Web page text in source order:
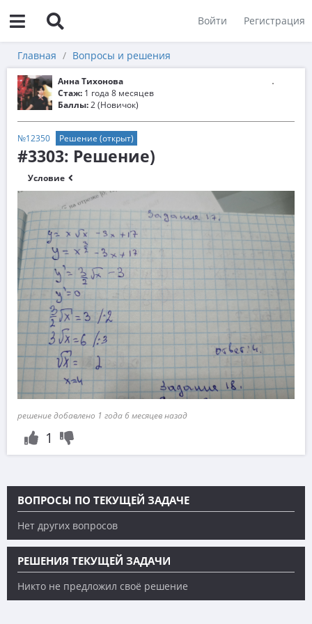
Войти Регистрация
Главная Вопросы и решения
Анна Тихонова
Стаж: 1 года 8 месяцев
Баллы:2 (Новичок)
№12350 Решение (открыт)
#3303: Решение)
Условие
решение добавлено 1 года 6 месяцев назад
1
ВОПРОСЫ ПО ТЕКУЩЕЙ ЗАДАЧЕ
Нет других вопросов
РЕШЕНИЯ ТЕКУЩЕЙ ЗАДАЧИ
Никто не предложил своё решение